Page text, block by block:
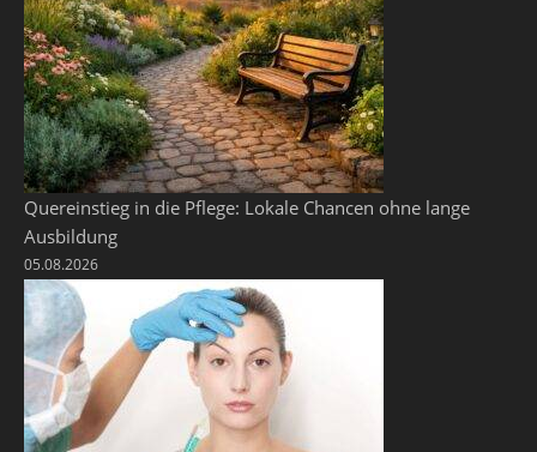
Quereinstieg in die Pflege: Lokale Chancen ohne lange
Ausbildung
05.08.2026